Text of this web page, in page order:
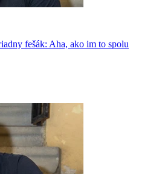
fešák: Aha, ako im to spolu